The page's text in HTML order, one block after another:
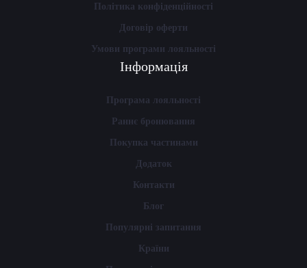
Політика конфіденційності
Договір оферти
Умови програми лояльності
Інформація
Програма лояльності
Раннє бронювання
Покупка частинами
Додаток
Контакти
Блог
Популярні запитання
Країни